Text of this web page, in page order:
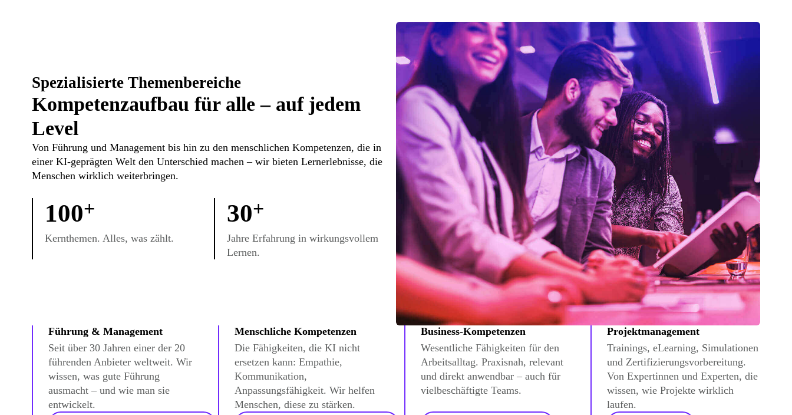
Spezialisierte Themenbereiche
Kompetenzaufbau für alle – auf jedem
Level
Von Führung und Management bis hin zu den menschlichen Kompetenzen, die in
einer KI-geprägten Welt den Unterschied machen – wir bieten Lernerlebnisse, die
Menschen wirklich weiterbringen.
100+
Kernthemen. Alles, was zählt.
30+
Jahre Erfahrung in wirkungsvollem
Lernen.
Führung & Management
Seit über 30 Jahren einer der 20
führenden Anbieter weltweit. Wir
wissen, was gute Führung
ausmacht – und wie man sie
entwickelt.
Menschliche Kompetenzen
Die Fähigkeiten, die KI nicht
ersetzen kann: Empathie,
Kommunikation,
Anpassungsfähigkeit. Wir helfen
Menschen, diese zu stärken.
Business-Kompetenzen
Wesentliche Fähigkeiten für den
Arbeitsalltag. Praxisnah, relevant
und direkt anwendbar – auch für
vielbeschäftigte Teams.
Projektmanagement
Trainings, eLearning, Simulationen
und Zertifizierungsvorbereitung.
Von Expertinnen und Experten, die
wissen, wie Projekte wirklich
laufen.